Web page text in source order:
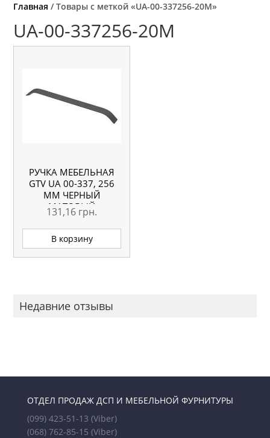
Главная / Товары с меткой «UA-00-337256-20М»
UA-00-337256-20М
РУЧКА МЕБЕЛЬНАЯ
GTV UA 00-337, 256
ММ ЧЕРНЫЙ
МАТОВЫЙ
131,16 грн.
В корзину
Недавние отзывы
ОТДЕЛ ПРОДАЖ ДСП И МЕБЕЛЬНОЙ ФУРНИТУРЫ
(099) 423-51-13 (Viber)
(068) 762-85-15 (Viber)